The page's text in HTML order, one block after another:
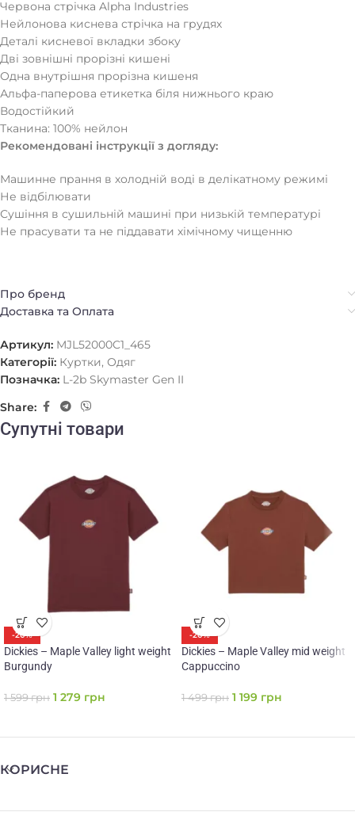
Червона стрічка Alpha Industries
Нейлонова киснева стрічка на грудях
Деталі кисневої вкладки збоку
Дві зовнішні прорізні кишені
Одна внутрішня прорізна кишеня
Альфа-паперова етикетка біля нижнього краю
Водостійкий
Тканина: 100% нейлон
Рекомендовані інструкції з догляду:
Машинне прання в холодній воді в делікатному режимі
Не відбілювати
Сушіння в сушильній машині при низькій температурі
Не прасувати та не піддавати хімічному чищенню
Про бренд
Доставка та Оплата
Артикул: MJL52000C1_465
Категорії: Куртки, Одяг
Позначка: L-2b Skymaster Gen II
Share:
Супутні товари
-20%
Dickies – Maple Valley light weight
Burgundy
1 599грн 1 279 грн
-20%
Dickies – Maple Valley mid weight
Cappuccino
1 499грн 1 199 грн
КОРИСНЕ